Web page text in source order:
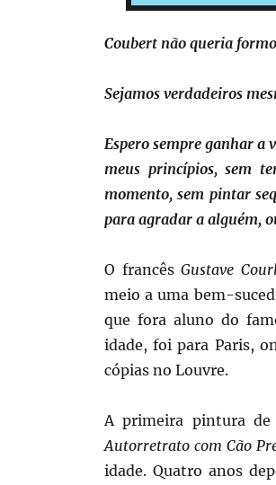
Coubert não queria
Sejamos verdadeiros
Espero sempre ganhar
meus princípios, sem
momento, sem pintar
para agradar a alguém,
O francêsGustave
meio a uma bem-
que fora aluno do
idade, foi para Paris,
cópias no Louvre.
A primeira pintura de
Autorretrato com Cão
idade. Quatro anos